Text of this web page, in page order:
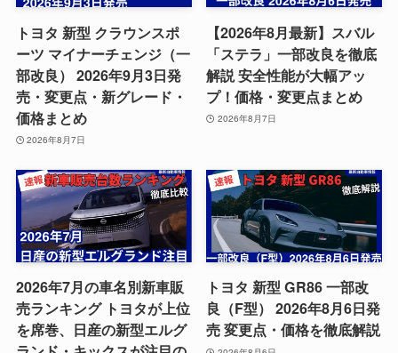
トヨタ 新型 クラウンスポ
ーツ マイナーチェンジ（一
部改良） 2026年9月3日発
売・変更点・新グレード・
価格まとめ
2026年8月7日
【2026年8月最新】スバル
「ステラ」一部改良を徹底
解説 安全性能が大幅アッ
プ！価格・変更点まとめ
2026年8月7日
2026年7月の車名別新車販
売ランキング トヨタが上位
を席巻、日産の新型エルグ
トヨタ 新型 GR86 一部改
良（F型） 2026年8月6日発
売 変更点・価格を徹底解説